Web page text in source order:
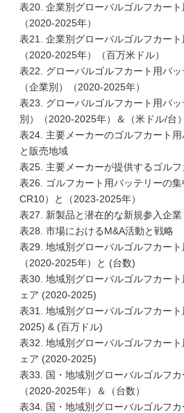
表20. 企業別グローバルゴルフカー
（2020-2025年）
表21. 企業別グローバルゴルフカー
（2020-2025年）（百万米ドル）
表22. グローバルゴルフカート用バ
（企業別）（2020-2025年）
表23. グローバルゴルフカート用バ
別）（2020-2025年）＆（米ドル/台）
表24. 主要メーカーのゴルフカート
と販売地域
表25. 主要メーカーが提供するゴル
表26. ゴルフカート用バッテリーの集
CR10）と（2023-2025年）
表27. 新製品と潜在的な新規参入企業
表28. 市場におけるM&A活動と戦略
表29. 地域別グローバルゴルフカー
（2020-2025年）と (台数)
表30. 地域別グローバルゴルフカー
ェア (2020-2025)
表31. 地域別グローバルゴルフカー
2025) & (百万ドル)
表32. 地域別グローバルゴルフカー
ェア (2020-2025)
表33. 国・地域別グローバルゴルフ
（2020-2025年）＆（台数）
表34. 国・地域別グローバルゴルフ